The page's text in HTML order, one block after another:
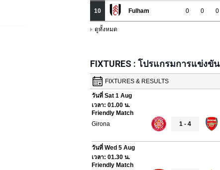
FIXTURES : โปรแกรมการแข่งขัน